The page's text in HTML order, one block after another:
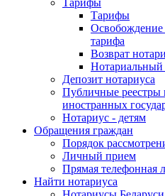
Тарифы
Освобождение
тарифа
Возврат
Депозит нотариуса
Публичные реестры
иностранных
Нотариус - детям
Обращения граждан
Порядок
Личный прием
Прямая телефонная
Найти нотариуса